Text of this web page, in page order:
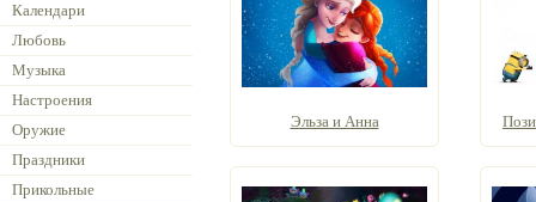
Календари
Любовь
Музыка
Настроения
Оружие
Праздники
Прикольные
Эльза и Анна